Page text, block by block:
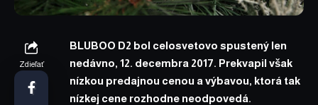
Zdieľať
BLUBOO D2 bol celosvetovo spustený len
nedávno, 12. decembra 2017. Prekvapil však
nízkou predajnou cenou a výbavou, ktorá tak
nízkej cene rozhodne neodpovedá.